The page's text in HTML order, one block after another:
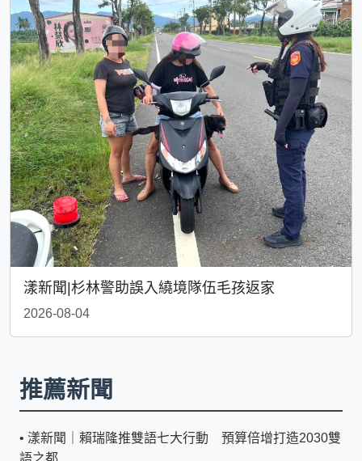
漾新聞|杉林警助誤入繞境隊伍毛孩返家
2026-08-04
推薦新聞
• 漾新聞｜賴瑞隆推雙語七大行動 預算倍增打造2030雙